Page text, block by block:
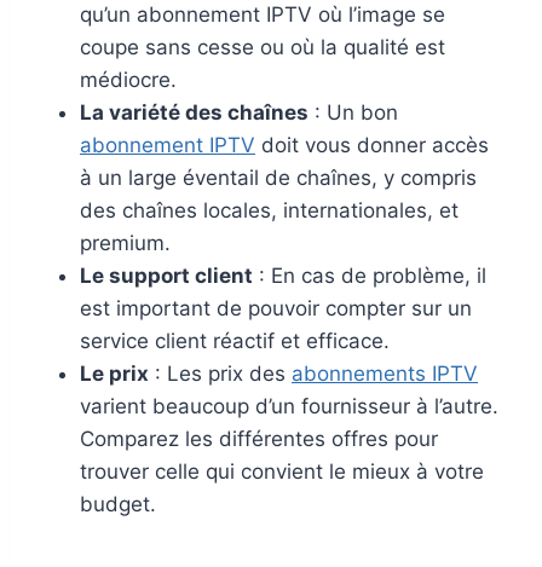
qu’un abonnement IPTV où l’image se
coupe sans cesse ou où la qualité est
médiocre.
La variété des chaînes : Un bon
abonnement IPTV doit vous donner accès
à un large éventail de chaînes, y compris
des chaînes locales, internationales, et
premium.
Le support client : En cas de problème, il
est important de pouvoir compter sur un
service client réactif et efficace.
Le prix : Les prix des abonnements IPTV
varient beaucoup d’un fournisseur à l’autre.
Comparez les différentes offres pour
trouver celle qui convient le mieux à votre
budget.